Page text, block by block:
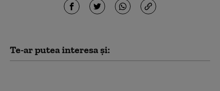
Te-ar putea interesa și: